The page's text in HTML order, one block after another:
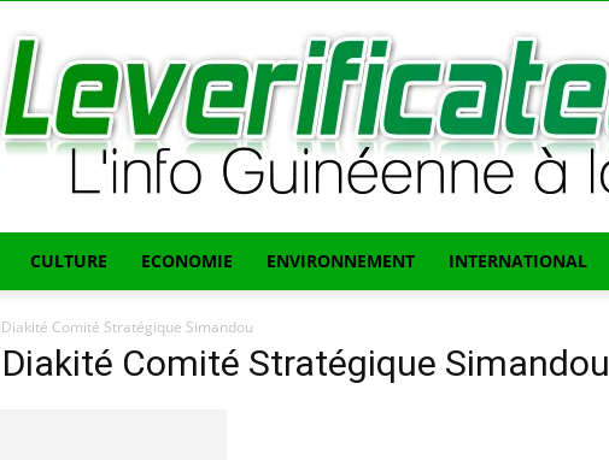
CULTURE ECONOMIE ENVIRONNEMENT INTERNATIONAL
Comité Stratégique Simandou
Comité Stratégique Simandou